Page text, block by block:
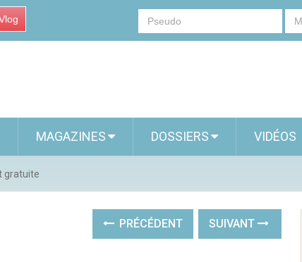
MAGAZINES DOSSIERS VIDÉOS
gratuite
PRÉCÉDENT SUIVANT